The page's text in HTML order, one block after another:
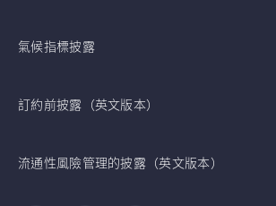
氣候指標披露
訂約前披露（英文版本）
流通性風險管理的披露（英文版本）